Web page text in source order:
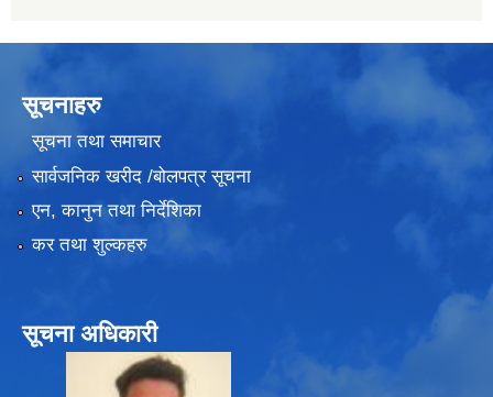
सूचनाहरु
सूचना तथा समाचार
सार्वजनिक खरीद /बोलपत्र सूचना
एन, कानुन तथा निर्देशिका
कर तथा शुल्कहरु
सूचना अधिकारी